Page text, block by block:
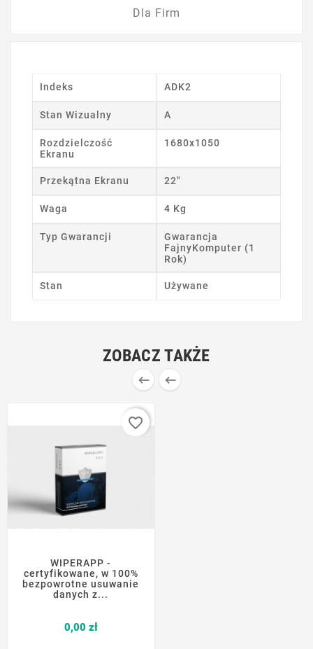
Dla Firm
Indeks ADK2
Stan Wizualny A
Rozdzielczość
Ekranu
1680x1050
Przekątna Ekranu 22"
Waga 4 Kg
Typ Gwarancji
Gwarancja
FajnyKomputer (1
Rok)
Stan Używane
ZOBACZ TAKŻE
 
WIPERAPP -
certyfikowane, w 100%
bezpowrotne usuwanie
danych z...
0,00 złCena
favorite_border